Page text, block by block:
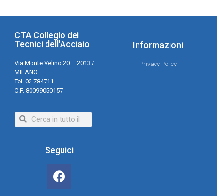
CTA Collegio dei
Tecnici dell'Acciaio
Via Monte Velino 20 – 20137
MILANO
Tel. 02.784711
C.F. 80099050157
Informazioni
Privacy Policy
Seguici